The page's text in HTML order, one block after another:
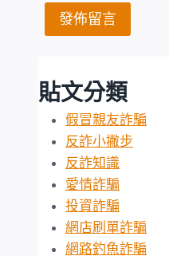
貼文分類
假冒親友詐騙
反詐小撇步
反詐知識
愛情詐騙
投資詐騙
網店刷單詐騙
網路釣魚詐騙